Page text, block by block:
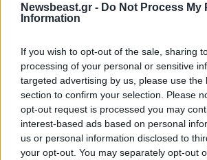
Newsbeast.gr - Do Not Process My
Information
If you wish to opt-out of the sale, sharing
processing of your personal or sensitive
targeted advertising by us, please use the
section to confirm your selection. Please
opt-out request is processed you may
interest-based ads based on personal
us or personal information disclosed to
your opt-out. You may separately opt-out